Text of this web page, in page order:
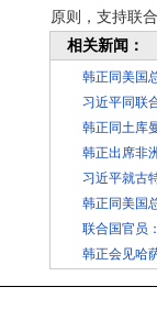
原则，支持联
相关新闻：
韩正同美国
习近平同联
韩正同土库
韩正出席非
习近平就古
韩正同美国
联合国官员
韩正会见哈